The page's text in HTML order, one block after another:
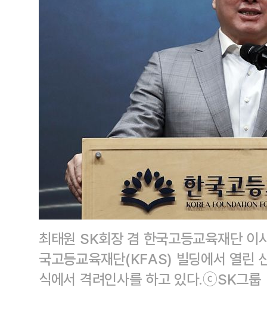
최태원 SK회장 겸 한국고등교육재단
국고등교육재단(KFAS) 빌딩에서 열린
식에서 격려인사를 하고 있다.ⓒSK그룹